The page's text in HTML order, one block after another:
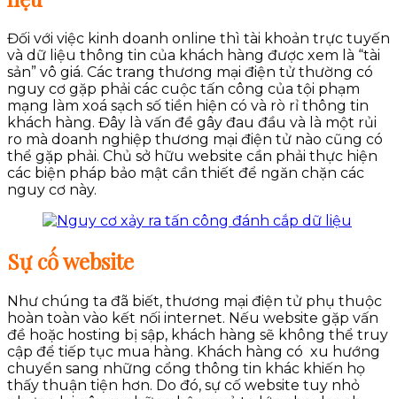
Đối với việc kinh doanh online thì tài khoản trực tuyến
và dữ liệu thông tin của khách hàng được xem là “tài
sản” vô giá. Các trang thương mại điện tử thường có
nguy cơ gặp phải các cuộc tấn công của tội phạm
mạng làm xoá sạch số tiền hiện có và rò rỉ thông tin
khách hàng. Đây là vấn đề gây đau đầu và là một rủi
ro mà doanh nghiệp thương mại điện tử nào cũng có
thể gặp phải. Chủ sở hữu website cần phải thực hiện
các biện pháp bảo mật cần thiết để ngăn chặn các
nguy cơ này.
Sự cố website
Như chúng ta đã biết, thương mại điện tử phụ thuộc
hoàn toàn vào kết nối internet. Nếu website gặp vấn
đề hoặc hosting bị sập, khách hàng sẽ không thể truy
cập để tiếp tục mua hàng. Khách hàng có xu hướng
chuyển sang những cổng thông tin khác khiến họ
thấy thuận tiện hơn. Do đó, sự cố website tuy nhỏ